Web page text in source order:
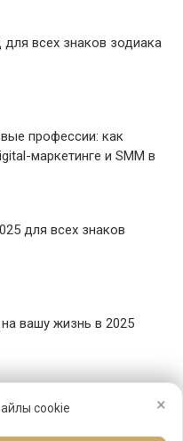
×
cookie
для всех знаков зодиака
профессии: как
маркетинге и SMM в
для всех знаков
вашу жизнь в 2025